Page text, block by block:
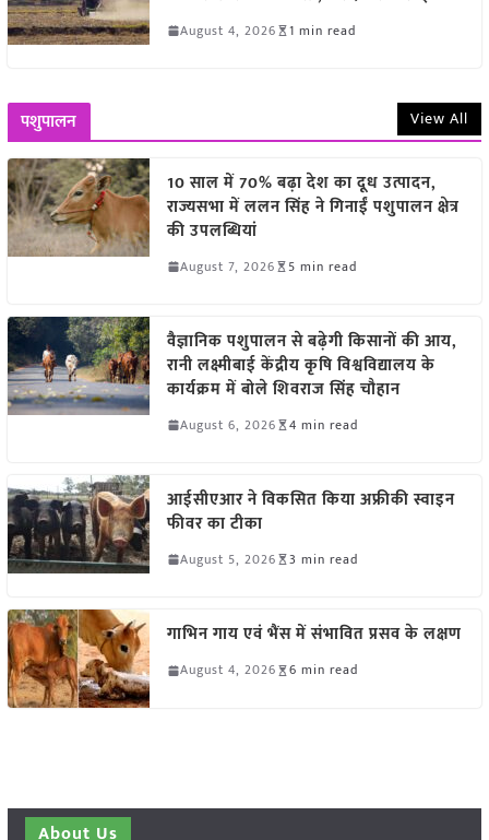
August 4, 2026 1 min read
पशुपालन View All
10 साल में 70% बढ़ा देश का दूध उत्पादन,
राज्यसभा में ललन सिंह ने गिनाईं पशुपालन क्षेत्र
की उपलब्धियां
August 7, 2026 5 min read
वैज्ञानिक पशुपालन से बढ़ेगी किसानों की आय,
रानी लक्ष्मीबाई केंद्रीय कृषि विश्वविद्यालय के
कार्यक्रम में बोले शिवराज सिंह चौहान
August 6, 2026 4 min read
आईसीएआर ने विकसित किया अफ्रीकी स्वाइन
फीवर का टीका
August 5, 2026 3 min read
गाभिन गाय एवं भैंस में संभावित प्रसव के लक्षण
August 4, 2026 6 min read
About Us